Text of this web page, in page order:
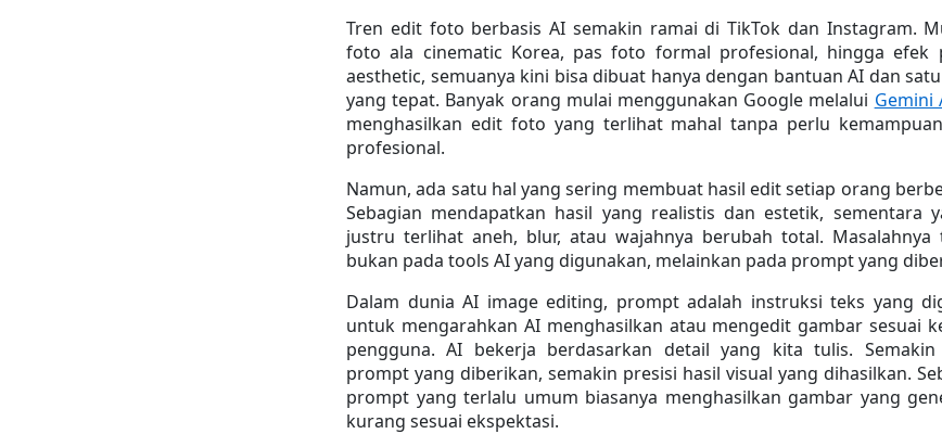
Tren edit foto berbasis AI semakin ramai di TikTok dan Instagram.
foto ala cinematic Korea, pas foto formal profesional, hingga efek
aesthetic, semuanya kini bisa dibuat hanya dengan bantuan AI dan
yang tepat. Banyak orang mulai menggunakan Google melalui Gemini
menghasilkan edit foto yang terlihat mahal tanpa perlu
profesional.
Namun, ada satu hal yang sering membuat hasil edit setiap orang
Sebagian mendapatkan hasil yang realistis dan estetik, sementara
justru terlihat aneh, blur, atau wajahnya berubah total. Masalahnya
bukan pada tools AI yang digunakan, melainkan pada prompt yang
Dalam dunia AI image editing, prompt adalah instruksi teks yang
untuk mengarahkan AI menghasilkan atau mengedit gambar sesuai
pengguna. AI bekerja berdasarkan detail yang kita tulis. Semakin
prompt yang diberikan, semakin presisi hasil visual yang dihasilkan.
prompt yang terlalu umum biasanya menghasilkan gambar yang
kurang sesuai ekspektasi.